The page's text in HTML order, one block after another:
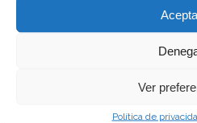
Ver
Política de